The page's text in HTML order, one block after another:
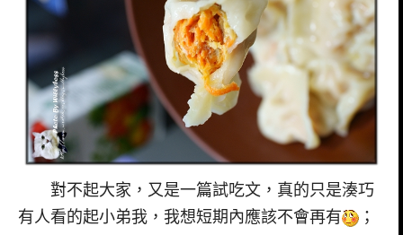
對不起大家，又是一篇試吃文，真的只是湊巧
有人看的起小弟我，我想短期內應該不會再有
；